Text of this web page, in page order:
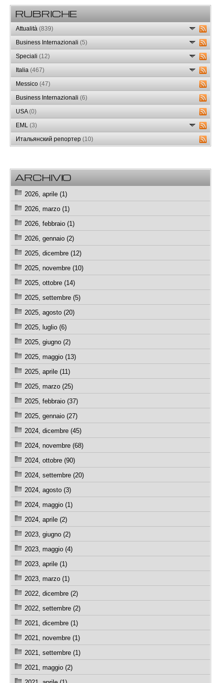
RUBRICHE
Attualità (839)
Business Internazionali (5)
Speciali (12)
Italia (467)
Messico (47)
Business Internazionali (6)
USA(0)
EML (3)
Итальянский репортер (10)
ARCHIVIO
2026, aprile (1)
2026, marzo (1)
2026, febbraio (1)
2026, gennaio (2)
2025, dicembre (12)
2025, novembre (10)
2025, ottobre (14)
2025, settembre (5)
2025, agosto (20)
2025, luglio (6)
2025, giugno (2)
2025, maggio (13)
2025, aprile (11)
2025, marzo (25)
2025, febbraio (37)
2025, gennaio (27)
2024, dicembre (45)
2024, novembre (68)
2024, ottobre (90)
2024, settembre (20)
2024, agosto (3)
2024, maggio (1)
2024, aprile (2)
2023, giugno (2)
2023, maggio (4)
2023, aprile (1)
2023, marzo (1)
2022, dicembre (2)
2022, settembre (2)
2021, dicembre (1)
2021, novembre (1)
2021, settembre (1)
2021, maggio (2)